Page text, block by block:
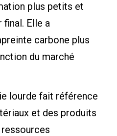
plus petits et
Elle a
carbone plus
du marché
lourde fait référence
et des produits